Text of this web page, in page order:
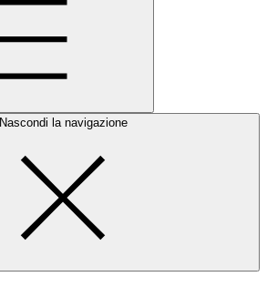
Nascondi la navigazione